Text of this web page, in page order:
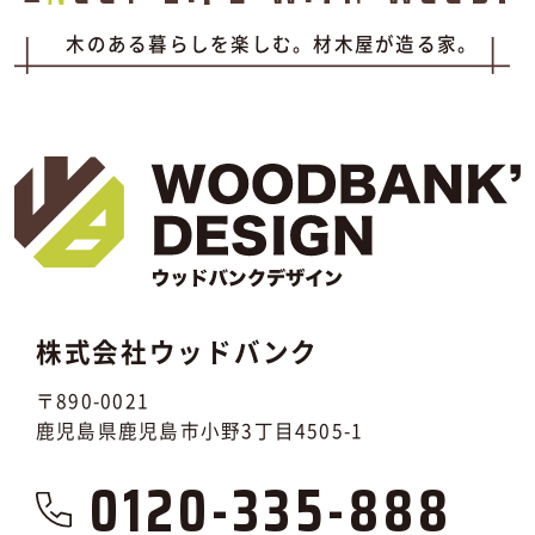
木のある暮らしを楽しむ。材木屋が造る家。
株式会社ウッドバンク
〒890-0021
鹿児島県鹿児島市小野3丁目4505-1
0120-335-888